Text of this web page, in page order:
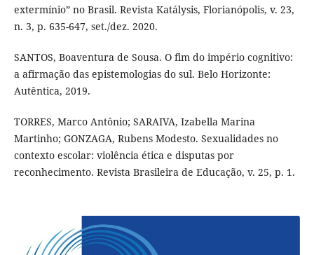
extermínio” no Brasil. Revista Katálysis, Florianópolis, v. 23,
n. 3, p. 635-647, set./dez. 2020.
SANTOS, Boaventura de Sousa. O fim do império cognitivo:
a afirmação das epistemologias do sul. Belo Horizonte:
Autêntica, 2019.
TORRES, Marco Antônio; SARAIVA, Izabella Marina
Martinho; GONZAGA, Rubens Modesto. Sexualidades no
contexto escolar: violência ética e disputas por
reconhecimento. Revista Brasileira de Educação, v. 25, p. 1.